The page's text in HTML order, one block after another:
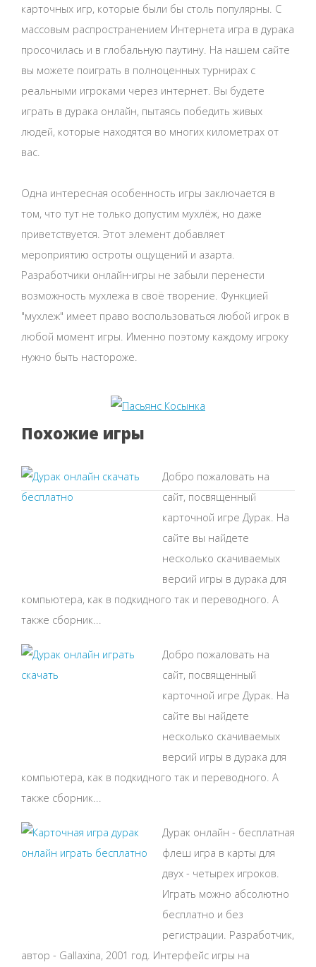
карточных игр, которые были бы столь популярны. С
массовым распространением Интернета игра в дурака
просочилась и в глобальную паутину. На нашем сайте
вы можете поиграть в полноценных турнирах с
реальными игроками через интернет. Вы будете
играть в дурака онлайн, пытаясь победить живых
людей, которые находятся во многих километрах от
вас.
Одна интересная особенность игры заключается в
том, что тут не только допустим мухлёж, но даже
приветствуется. Этот элемент добавляет
мероприятию остроты ощущений и азарта.
Разработчики онлайн-игры не забыли перенести
возможность мухлежа в своё творение. Функцией
"мухлеж" имеет право воспользоваться любой игрок в
любой момент игры. Именно поэтому каждому игроку
нужно быть настороже.
Похожие игры
Добро пожаловать на
сайт, посвященный
карточной игре Дурак. На
сайте вы найдете
несколько скачиваемых
версий игры в дурака для
компьютера, как в подкидного так и переводного. А
также сборник...
Добро пожаловать на
сайт, посвященный
карточной игре Дурак. На
сайте вы найдете
несколько скачиваемых
версий игры в дурака для
компьютера, как в подкидного так и переводного. А
также сборник...
Дурак онлайн - бесплатная
флеш игра в карты для
двух - четырех игроков.
Играть можно абсолютно
бесплатно и без
регистрации. Разработчик,
автор - Gallaxina, 2001 год. Интерфейс игры на